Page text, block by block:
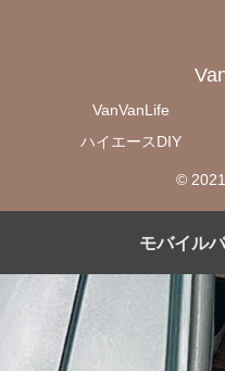
VanVanLife
ハイエースDIY
© 2021
モバイル